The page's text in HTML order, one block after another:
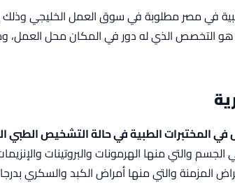
في مصر مطلوبة في سوق العمل الخليجي وذلك
هو التخصص الذي له دور في المكان محل
المختبرات الطبية في حالة التشخيص الطبي
والتي منها الهرمونات والبروتينات
والتي منها أمراض الكبد والسكري